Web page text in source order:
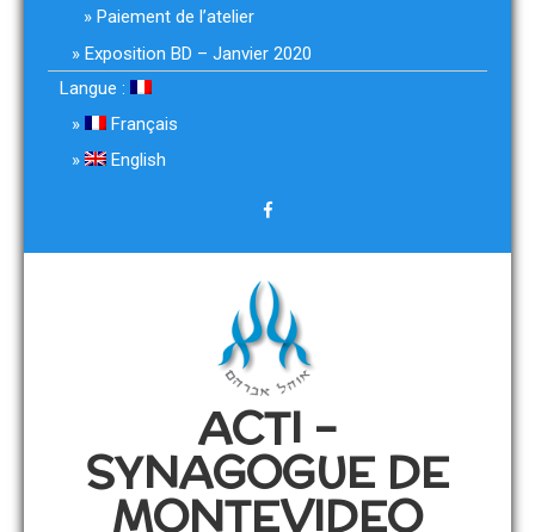
Paiement de l’atelier
Exposition BD – Janvier 2020
Langue :
Français
English
ACTI –
SYNAGOGUE DE
MONTEVIDEO